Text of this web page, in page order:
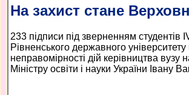
На захист стане
233 підписи під зверненням студентів
Рівненського державного
неправомірності дій керівництва вузу
Міністру освіти і науки України Івану